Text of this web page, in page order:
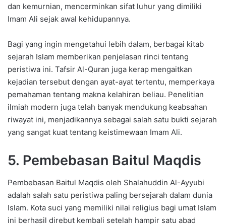
dan kemurnian, mencerminkan sifat luhur yang dimiliki
Imam Ali sejak awal kehidupannya.
Bagi yang ingin mengetahui lebih dalam, berbagai kitab
sejarah Islam memberikan penjelasan rinci tentang
peristiwa ini. Tafsir Al-Quran juga kerap mengaitkan
kejadian tersebut dengan ayat-ayat tertentu, memperkaya
pemahaman tentang makna kelahiran beliau. Penelitian
ilmiah modern juga telah banyak mendukung keabsahan
riwayat ini, menjadikannya sebagai salah satu bukti sejarah
yang sangat kuat tentang keistimewaan Imam Ali.
5. Pembebasan Baitul Maqdis
Pembebasan Baitul Maqdis oleh Shalahuddin Al-Ayyubi
adalah salah satu peristiwa paling bersejarah dalam dunia
Islam. Kota suci yang memiliki nilai religius bagi umat Islam
ini berhasil direbut kembali setelah hampir satu abad